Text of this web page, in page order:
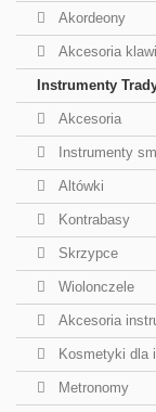
Akordeony
Akcesoria
Instrumenty
Akcesoria
Instrumenty
Altówki
Kontrabasy
Skrzypce
Wiolonczele
Akcesoria
Kosmetyki dla
Metronomy